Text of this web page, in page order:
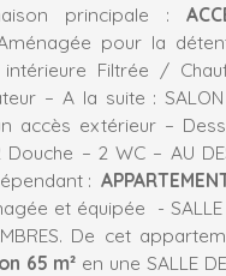
principale :
pour la
intérieure Filtrée /
– A la suite :
accès extérieur –
Douche – 2 WC – AU
:
et équipée -
De cet
65 m² en une SALLE